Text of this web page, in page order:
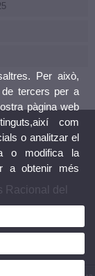
Racional del
Per això,
tercers per a
pàgina web
com
o analitzar el
o modifica la
a obtenir més